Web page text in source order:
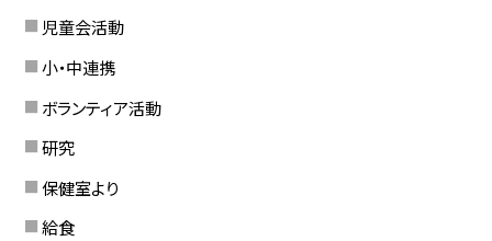
児童会活動
小・中連携
ボランティア活動
研究
保健室より
給食